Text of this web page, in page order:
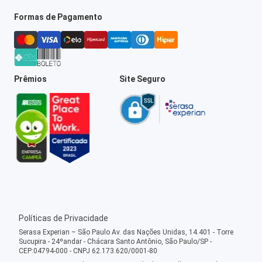
Formas de Pagamento
Prêmios Site Seguro
Políticas de Privacidade
Serasa Experian – São Paulo Av. das Nações Unidas, 14.401 - Torre
Sucupira - 24ºandar - Chácara Santo Antônio, São Paulo/SP -
CEP:04794-000 - CNPJ 62.173.620/0001-80